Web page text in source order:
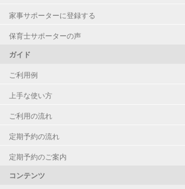
家事サポーターに登録する
保育士サポーターの声
ガイド
ご利用例
上手な使い方
ご利用の流れ
定期予約の流れ
定期予約のご案内
コンテンツ